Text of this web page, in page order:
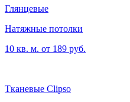
Глянцевые
Натяжные потолки
10 кв. м. от 189 руб.
Тканевые Clipso